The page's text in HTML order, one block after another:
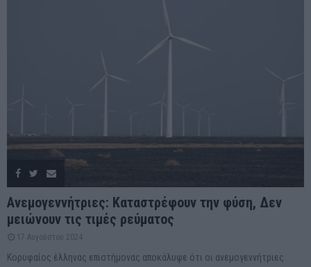
Ανεμογεννήτριες: Καταστρέφουν την φύση, Δεν
μειώνουν τις τιμές ρεύματος
17 Αυγούστου 2024
Κορυφαίος έλληνας επιστήμονας αποκάλυψε ότι οι ανεμογεννήτριες